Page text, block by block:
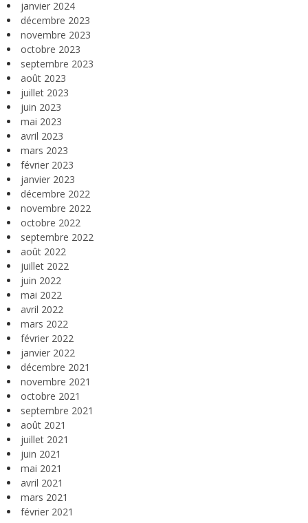
janvier 2024
décembre 2023
novembre 2023
octobre 2023
septembre 2023
août 2023
juillet 2023
juin 2023
mai 2023
avril 2023
mars 2023
février 2023
janvier 2023
décembre 2022
novembre 2022
octobre 2022
septembre 2022
août 2022
juillet 2022
juin 2022
mai 2022
avril 2022
mars 2022
février 2022
janvier 2022
décembre 2021
novembre 2021
octobre 2021
septembre 2021
août 2021
juillet 2021
juin 2021
mai 2021
avril 2021
mars 2021
février 2021